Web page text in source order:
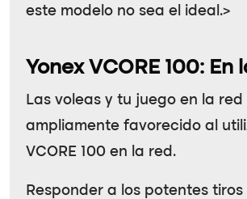
este modelo no sea el ideal.>
Yonex VCORE 100: En
Las voleas y tu juego en la red
ampliamente favorecido al
VCORE 100 en la red.
Responder a los potentes tiros